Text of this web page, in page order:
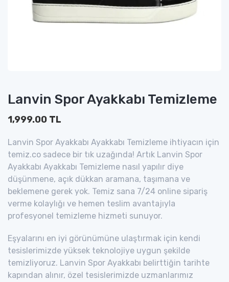
Lanvin Spor Ayakkabı Temizleme
1,999.00 TL
Lanvin Spor Ayakkabı Ayakkabı Temizleme ihtiyacın için
temiz.co sadece bir tık uzağında! Artık Lanvin Spor
Ayakkabı Ayakkabı Temizleme nasıl yapılır diye
düşünmene, açık dükkan aramana, taşımana ve
beklemene gerek yok. Temiz sana 7/24 online sipariş
verme kolaylığı ve hemen teslim avantajıyla
profesyonel temizleme hizmeti sunuyor.
Eşyalarını en iyi görünümüne ulaştırmak için kendi
tesislerimizde yüksek teknolojiye uygun şekilde
temizliyoruz. Lanvin Spor Ayakkabı belirttiğin tarihte
kapından alınır, özel tesislerimizde uzmanlarımız